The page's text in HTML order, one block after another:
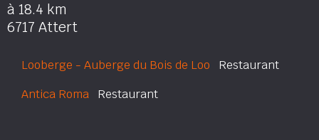
à 18.4 km
6717 Attert
Looberge - Auberge du Bois de Loo Restaurant
Antica Roma Restaurant